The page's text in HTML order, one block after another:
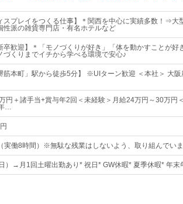
スプレイをつくる仕事】＊関西を中心に実績多数！⇒大
性派の雑貨専門店・有名ホテルなど
卒歓迎】＊「モノづくりが好き」「体を動かすことが好
づくりまでイチから学べる環境で安心♪
筋本町」駅から徒歩5分】 ※UIターン歓迎 ＜本社＞ 大
円＋諸手当+賞与年2回＜未経験＞月給24万円～30万円
…
実働8時間）※無駄な残業はしないよう、取り組んでいま
）→月1回土曜出勤あり* 祝日* GW休暇* 夏季休暇* 年